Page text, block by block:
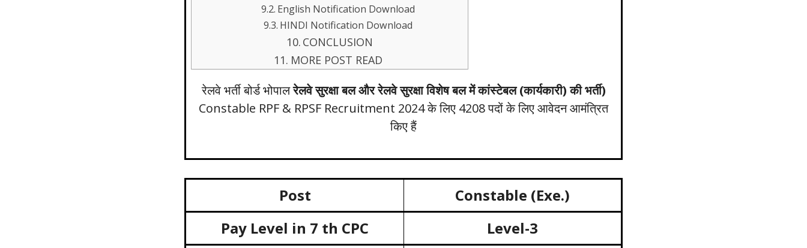
English Notification Download
HINDI Notification Download
CONCLUSION
MORE POST READ
रेलवे भर्ती बोर्ड भोपालरेलवे सुरक्षा बल और रेलवे सुरक्षा विशेष बल में कांस्टेबल (कार्यकारी) की भर्ती)
Constable RPF & RPSF Recruitment 2024 के लिए 4208 पदों के लिए आवेदन आमंत्रित
किए हैं
Post
Constable (Exe.)
Pay Level in 7 th CPC
Level-3